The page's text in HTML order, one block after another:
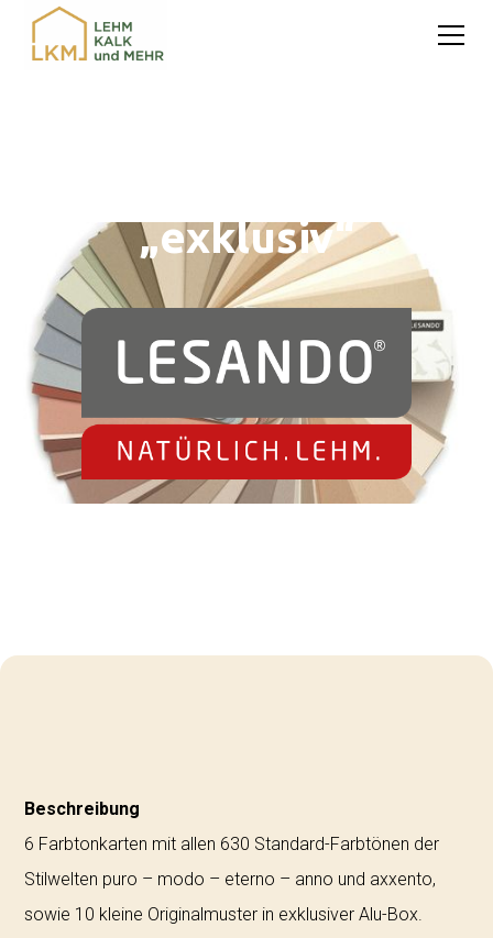
„exklusiv“
Beschreibung
6 Farbtonkarten mit allen 630 Standard-Farbtönen der
Stilwelten puro – modo – eterno – anno und axxento,
sowie 10 kleine Originalmuster in exklusiver Alu-Box.